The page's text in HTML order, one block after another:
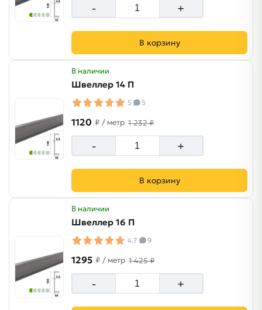
- +
В корзину
В наличии
Швеллер 14 П
5 5
1120 ₽ / метр 1 232 ₽
- +
В корзину
В наличии
Швеллер 16 П
4.7 9
1295 ₽ / метр 1 425 ₽
- +